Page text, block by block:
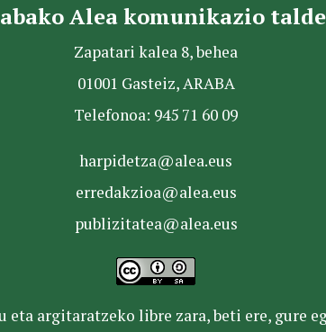
Alea komunikazio
Zapatari kalea 8, behea
01001 Gasteiz, ARABA
Telefonoa: 945 71 60 09
harpidetza@alea.eus
erredakzioa@alea.eus
publizitatea@alea.eus
eta argitaratzeko libre zara, beti ere, gure